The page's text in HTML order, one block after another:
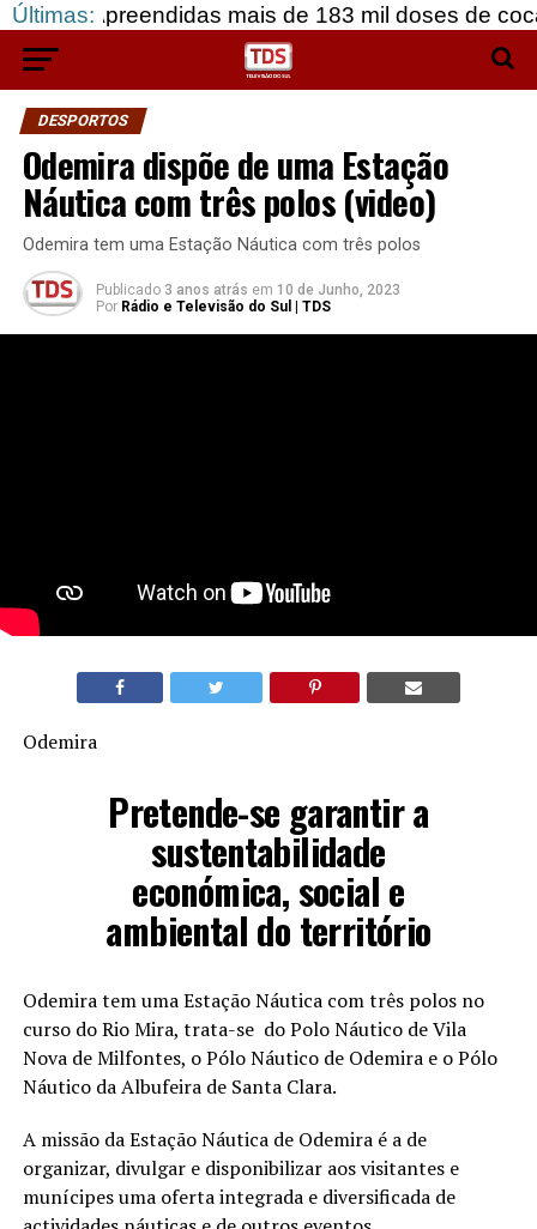
Últimas: mais de 183 mil doses de cocaína, em
DESPORTOS
Odemira dispõe de uma Estação
Náutica com três polos (video)
Odemira tem uma Estação Náutica com três polos
Publicado 3 anos atrás em 10 de Junho, 2023
Por Rádio e Televisão do Sul | TDS
Odemira
Pretende-se garantir a
sustentabilidade
económica, social e
ambiental do território
Odemira tem uma Estação Náutica com três polos no
curso do Rio Mira, trata-se do Polo Náutico de Vila
Nova de Milfontes, o Pólo Náutico de Odemira e o Pólo
Náutico da Albufeira de Santa Clara.
A missão da Estação Náutica de Odemira é a de
organizar, divulgar e disponibilizar aos visitantes e
munícipes uma oferta integrada e diversificada de